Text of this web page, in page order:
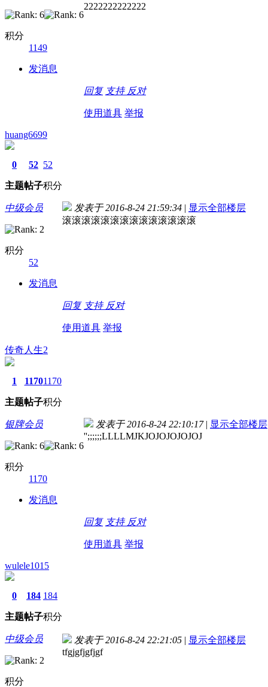
积分
1149
发消息
2222222222222
回复 支持 反对
使用道具 举报
huang6699
0
主题
52
帖子
52
积分
中级会员
积分
52
发消息
发表于 2016-8-24 21:59:34 | 显示全部楼层
滚滚滚滚滚滚滚滚滚滚滚滚滚滚
回复 支持 反对
使用道具 举报
传奇人生2
1
主题
1170
帖子
1170
积分
银牌会员
积分
1170
发消息
发表于 2016-8-24 22:10:17 | 显示全部楼层
'';;;;;;LLLLMJKJOJOJOJOJOJ
回复 支持 反对
使用道具 举报
wulele1015
0
主题
184
帖子
184
积分
中级会员
积分
发表于 2016-8-24 22:21:05 | 显示全部楼层
tfgjgfjgfjgf